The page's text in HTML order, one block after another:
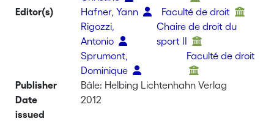
Editor(s) Hafner, Yann
Faculté de droit
Rigozzi,
Antonio
Chaire de droit du
sport II
Sprumont,
Dominique
Faculté de droit
Publisher
Bâle: Helbing Lichtenhahn Verlag
Date
issued
2012